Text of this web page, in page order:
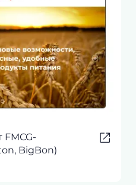
BigBon)